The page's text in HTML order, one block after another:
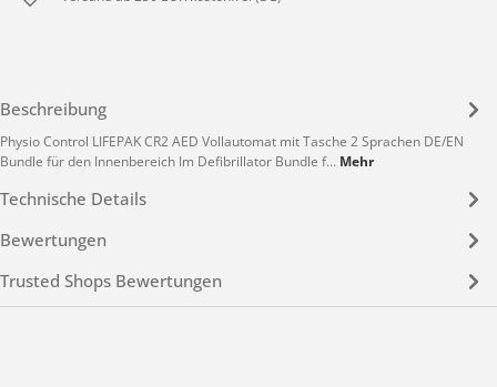
Beschreibung
Physio Control LIFEPAK CR2 AED Vollautomat mit Tasche 2 Sprachen DE/EN
Bundle für den Innenbereich Im Defibrillator Bundle f… Mehr
Technische Details
Bewertungen
Trusted Shops Bewertungen